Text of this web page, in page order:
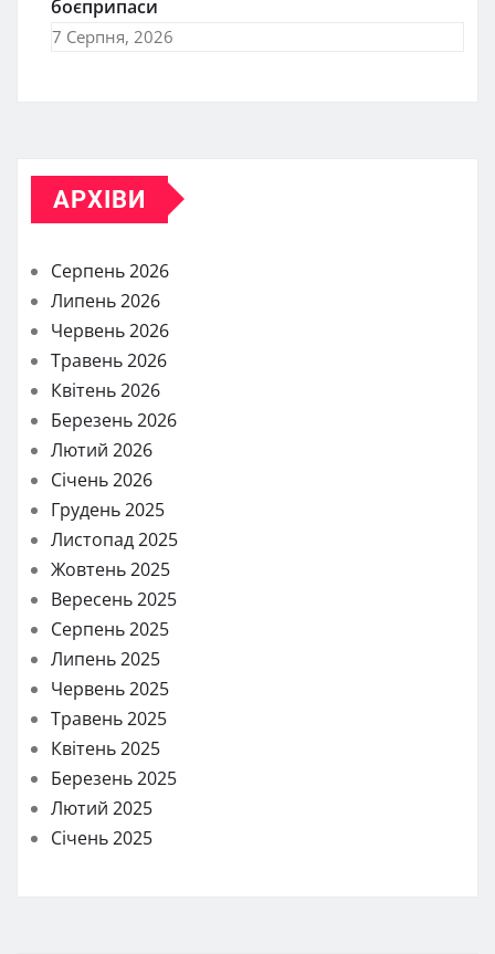
боєприпаси
7 Серпня, 2026
АРХІВИ
Серпень 2026
Липень 2026
Червень 2026
Травень 2026
Квітень 2026
Березень 2026
Лютий 2026
Січень 2026
Грудень 2025
Листопад 2025
Жовтень 2025
Вересень 2025
Серпень 2025
Липень 2025
Червень 2025
Травень 2025
Квітень 2025
Березень 2025
Лютий 2025
Січень 2025